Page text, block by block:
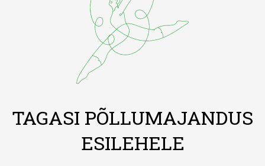
TAGASI PÕLLUMAJANDUS
ESILEHELE